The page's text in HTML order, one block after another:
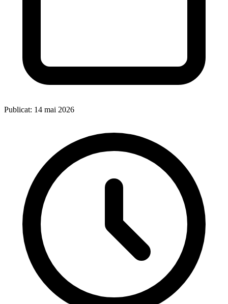
Publicat: 14 mai 2026